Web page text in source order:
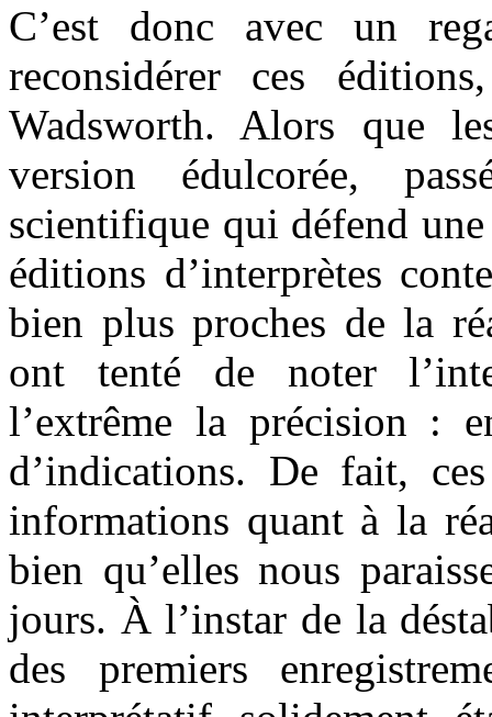
C’est donc avec un
reconsidérer ces
Wadsworth. Alors que
version édulcorée,
scientifique qui défend
éditions d’interprètes
bien plus proches de la
ont tenté de noter
l’extrême la précision :
d’indications. De fait,
informations quant à la
bien qu’elles nous
jours. À l’instar de la
des premiers